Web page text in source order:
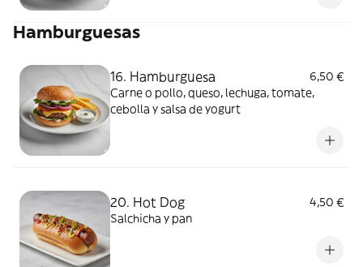
Hamburguesas
16. Hamburguesa
6,50 €
Carne o pollo, queso, lechuga, tomate,
cebolla y salsa de yogurt
20. Hot Dog
4,50 €
Salchicha y pan